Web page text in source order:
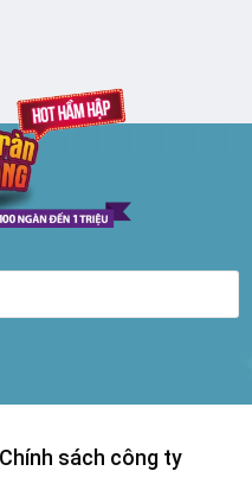
Chính sách công ty